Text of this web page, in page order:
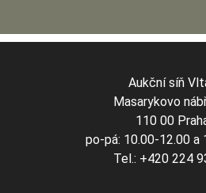
Aukční síň
Masarykovo
110 00
po-pá: 10.00-12.00 a
Tel.: +420 224